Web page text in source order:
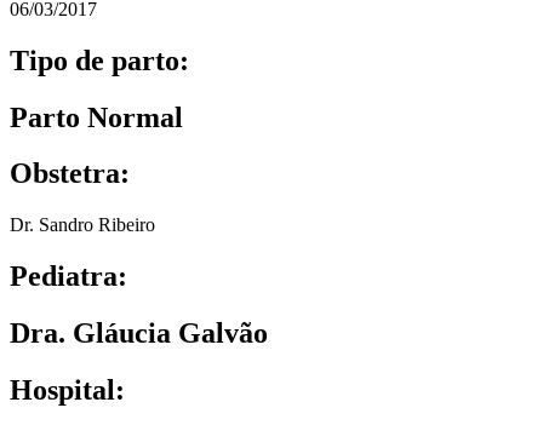
06/03/2017
Tipo de parto:
Parto Normal
Obstetra:
Dr. Sandro Ribeiro
Pediatra:
Dra. Gláucia Galvão
Hospital: